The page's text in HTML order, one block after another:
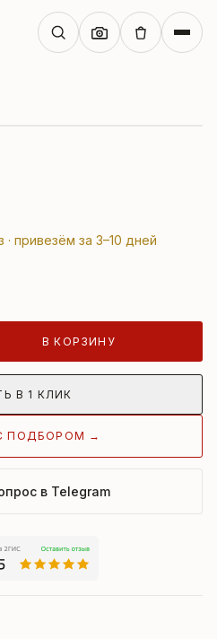
· привезём за 3–10 дней
В КОРЗИНУ
В 1 КЛИК
ПОДБОРОМ →
в Telegram